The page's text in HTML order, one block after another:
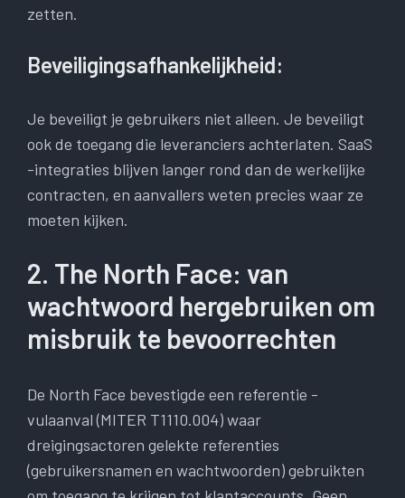
zetten.
Beveiligingsafhankelijkheid:
Je beveiligt je gebruikers niet alleen. Je beveiligt
ook de toegang die leveranciers achterlaten. SaaS
-integraties blijven langer rond dan de werkelijke
contracten, en aanvallers weten precies waar ze
moeten kijken.
2. The North Face: van
wachtwoord hergebruiken om
misbruik te bevoorrechten
De North Face bevestigde een referentie -
vulaanval (MITER T1110.004) waar
dreigingsactoren gelekte referenties
(gebruikersnamen en wachtwoorden) gebruikten